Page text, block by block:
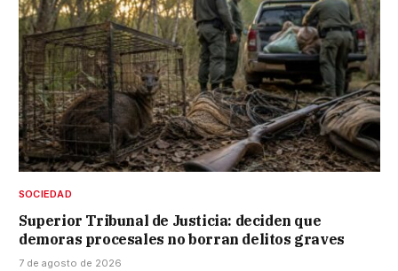
SOCIEDAD
Superior Tribunal de Justicia: deciden que
demoras procesales no borran delitos graves
7 de agosto de 2026